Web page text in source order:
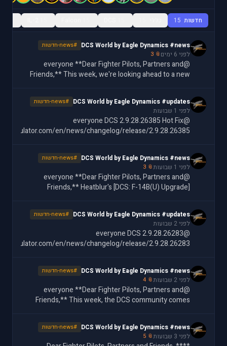
חדשות 15
DCS World by Eagle Dynamics #news #news-חדשות
לפני 6 ימים 📎 3
@everyone **Dear Fighter Pilots, Partners and
Friends,** This week, we're looking ahead to a new
ov
DCS World by Eagle Dynamics #updates #news-חדשות
לפני 1 שבועות
@everyone DCS 2.9.28.26385 Hot Fix
en/news/changelog/release/2.9.28.26385/
DCS World by Eagle Dynamics #news #news-חדשות
לפני 1 שבועות 📎 3
@everyone **Dear Fighter Pilots, Partners and
Friends,** Heatblur's [DCS: F-14B(U) Upgrade]
DCS World by Eagle Dynamics #updates #news-חדשות
לפני 2 שבועות
@everyone DCS 2.9.28.26283
en/news/changelog/release/2.9.28.26283/
DCS World by Eagle Dynamics #news #news-חדשות
לפני 2 שבועות 📎 4
@everyone **Dear Fighter Pilots, Partners and
Friends,** This week, the DCS community comes
"Wags
DCS World by Eagle Dynamics #news #news-חדשות
לפני 3 שבועות 📎 5